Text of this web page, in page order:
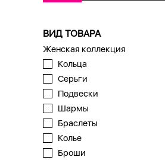
ВИД ТОВАРА
Женская коллекция
Кольца
Серьги
Подвески
Шармы
Браслеты
Колье
Броши